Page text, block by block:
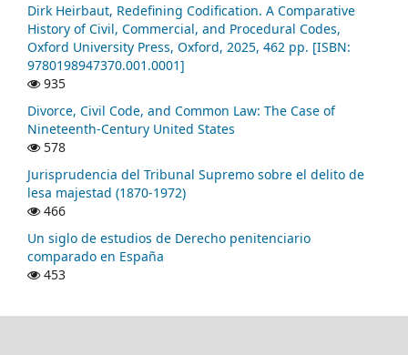
Dirk Heirbaut, Redefining Codification. A Comparative
History of Civil, Commercial, and Procedural Codes,
Oxford University Press, Oxford, 2025, 462 pp. [ISBN:
9780198947370.001.0001]
935
Divorce, Civil Code, and Common Law: The Case of
Nineteenth-Century United States
578
Jurisprudencia del Tribunal Supremo sobre el delito de
lesa majestad (1870-1972)
466
Un siglo de estudios de Derecho penitenciario
comparado en España
453